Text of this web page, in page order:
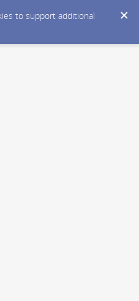
to support additional